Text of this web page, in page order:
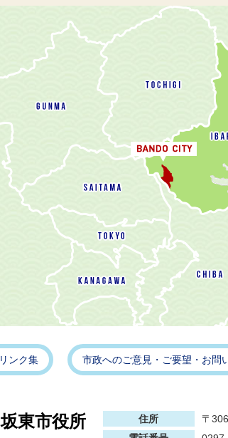
リンク集 市政へのご意見・ご要望・お問
坂東市役所 住所
〒